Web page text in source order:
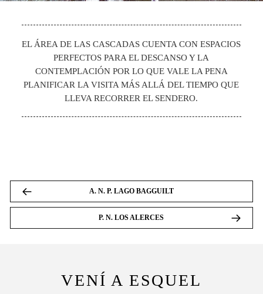
EL ÁREA DE LAS CASCADAS CUENTA CON ESPACIOS
PERFECTOS PARA EL DESCANSO Y LA
CONTEMPLACIÓN POR LO QUE VALE LA PENA
PLANIFICAR LA VISITA MÁS ALLÁ DEL TIEMPO QUE
LLEVA RECORRER EL SENDERO.
A. N. P. LAGO BAGGUILT
P. N. LOS ALERCES
VENÍ A ESQUEL